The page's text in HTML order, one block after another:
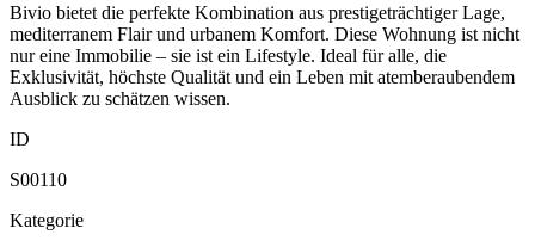
Bivio bietet die perfekte Kombination aus prestigeträchtiger Lage,
mediterranem Flair und urbanem Komfort. Diese Wohnung ist nicht
nur eine Immobilie – sie ist ein Lifestyle. Ideal für alle, die
Exklusivität, höchste Qualität und ein Leben mit atemberaubendem
Ausblick zu schätzen wissen.
ID
S00110
Kategorie